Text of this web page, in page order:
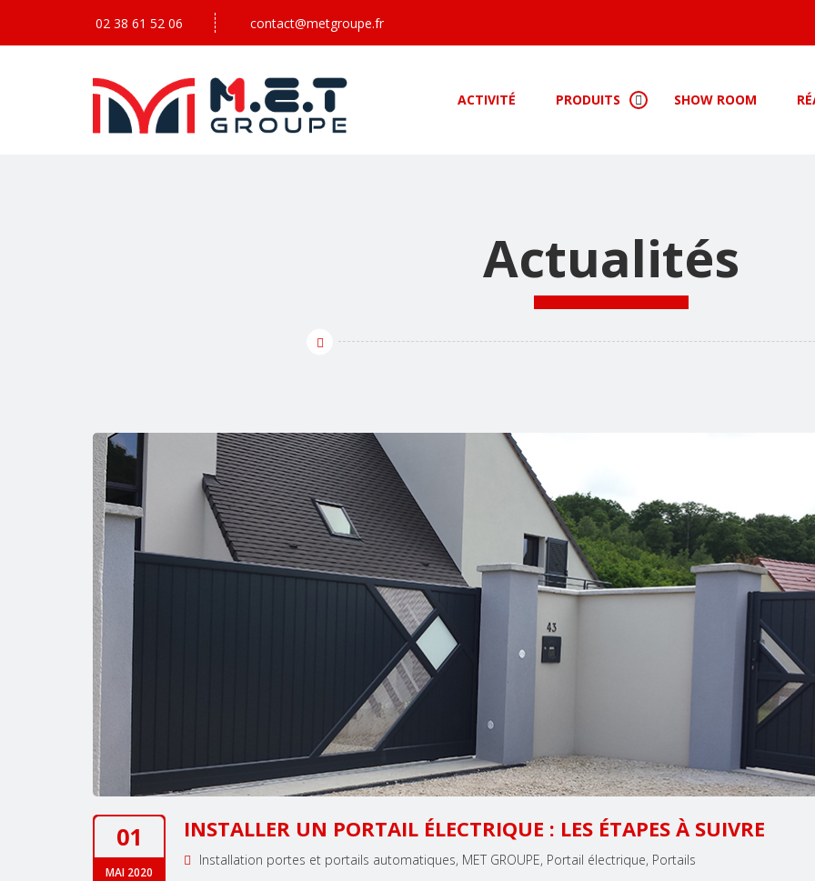
02 38 61 52 06 contact@metgroupe.fr
ACTIVITÉ PRODUITS SHOW ROOM
Actualités
01
MAI 2020
INSTALLER UN PORTAIL ÉLECTRIQUE : LES ÉTAPES À SUIVRE
Installation portes et portails automatiques MET GROUPE Portail électrique Portails